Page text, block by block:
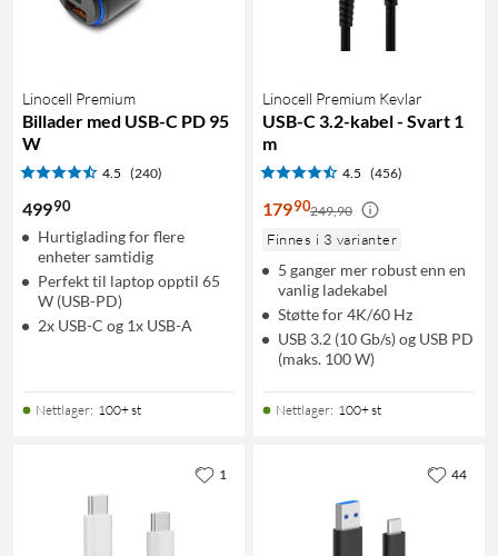
Linocell Premium
Billader med USB-C PD 95
W
4.5 (240)
49990
Hurtiglading for flere
enheter samtidig
Perfekt til laptop opptil 65
W (USB-PD)
2x USB-C og 1x USB-A
Nettlager: 100+ st
Linocell Premium Kevlar
USB-C 3.2-kabel - Svart 1
m
4.5 (456)
17990249,90
Finnes i 3 varianter
5 ganger mer robust enn en
vanlig ladekabel
Støtte for 4K/60 Hz
USB 3.2 (10 Gb/s) og USB PD
(maks. 100 W)
Nettlager: 100+ st
1 44